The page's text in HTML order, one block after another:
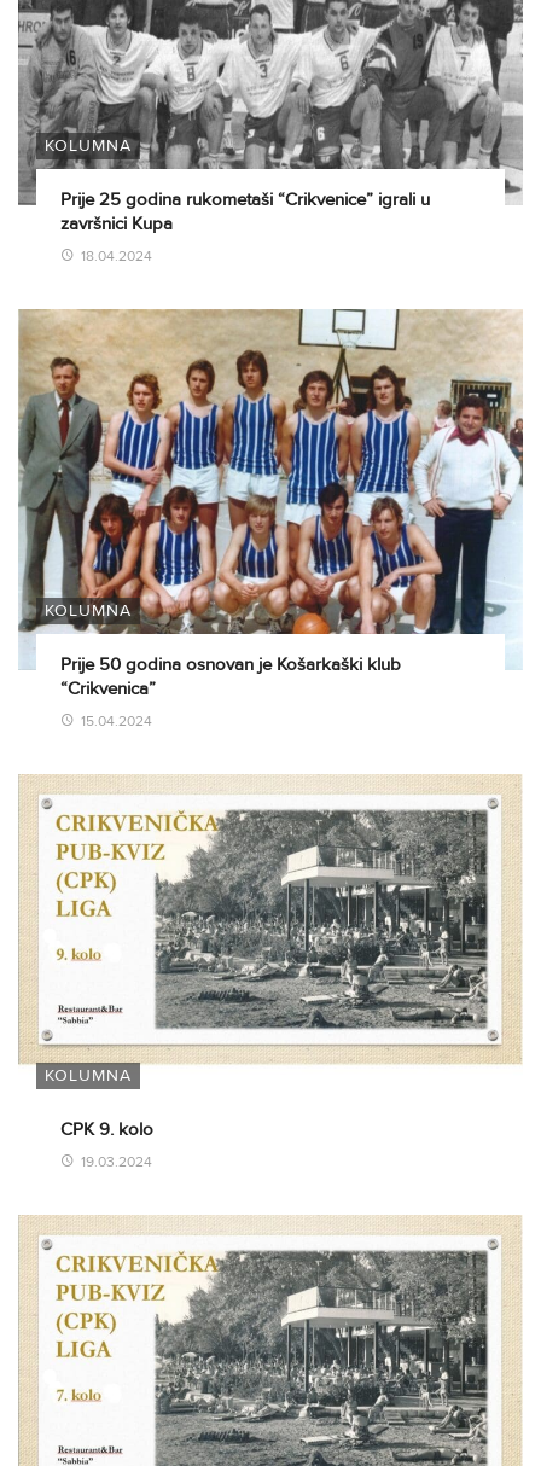
KOLUMNA
Prije 25 godina rukometaši “Crikvenice” igrali u
završnici Kupa
18.04.2024
KOLUMNA
Prije 50 godina osnovan je Košarkaški klub
“Crikvenica”
15.04.2024
KOLUMNA
CPK 9. kolo
19.03.2024